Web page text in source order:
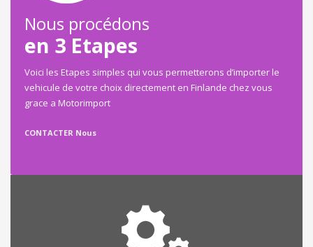
Nous procédons
en 3 Etapes
Voici les Etapes simples qui vous permetterons d’importer le
vehicule de votre choix directement en Finlande chez vous
grace a Motorimport
CONTACTER Nous